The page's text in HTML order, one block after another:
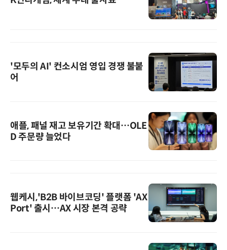
'모두의 AI' 컨소시엄 영입 경쟁 불붙
어
애플, 패널 재고 보유기간 확대…OLE
D 주문량 늘었다
웹케시,'B2B 바이브코딩' 플랫폼 'AX
Port' 출시…AX 시장 본격 공략